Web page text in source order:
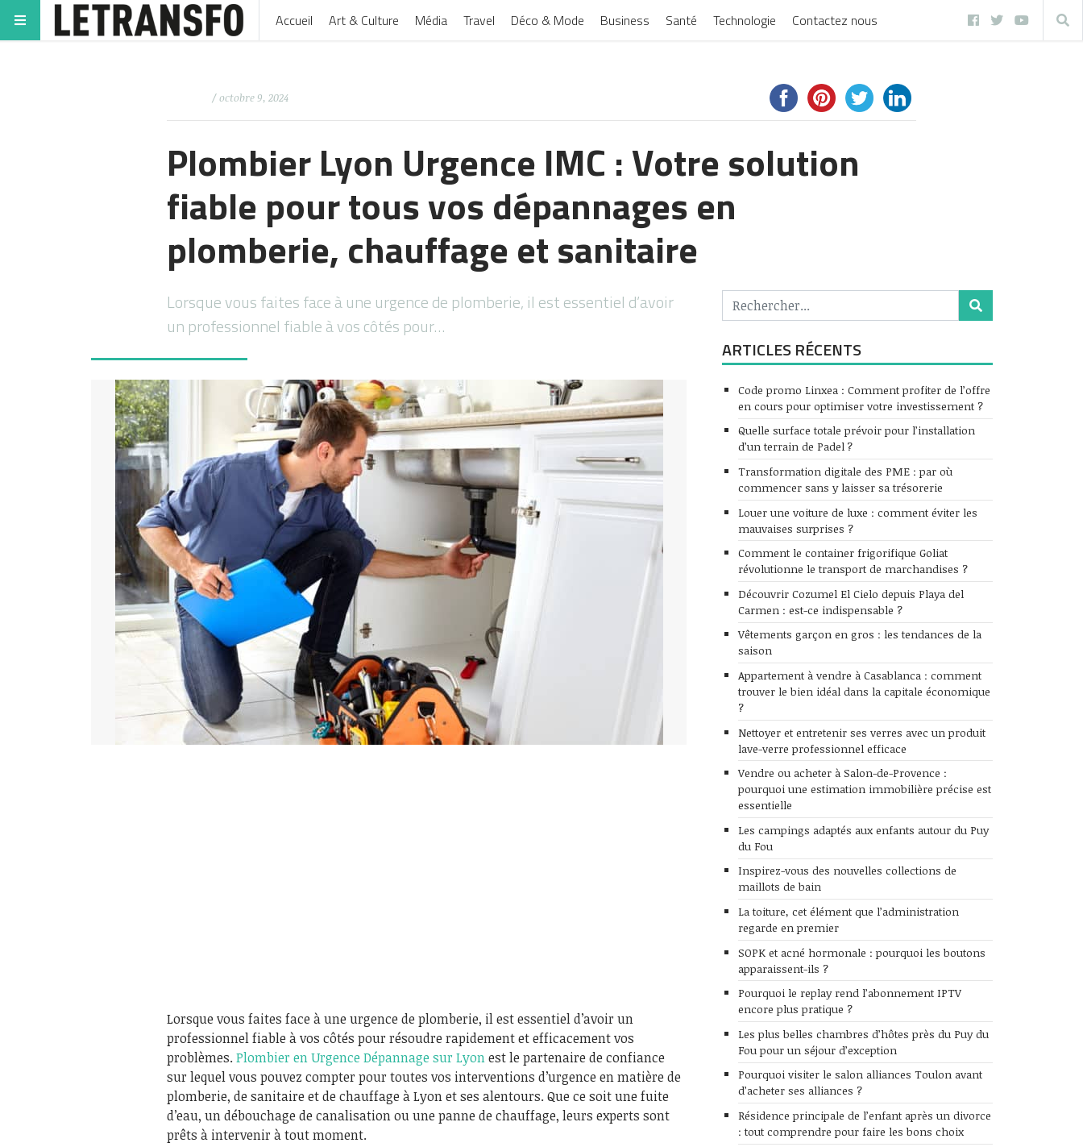
Accueil Art & Culture Média Travel Déco & Mode Business Santé Technologie Contactez nous
/ octobre 9, 2024
Plombier Lyon Urgence IMC : Votre solution
fiable pour tous vos dépannages en
plomberie, chauffage et sanitaire
Lorsque vous faites face à une urgence de plomberie, il est essentiel d’avoir
un professionnel fiable à vos côtés pour…
Lorsque vous faites face à une urgence de plomberie, il est essentiel d’avoir un
professionnel fiable à vos côtés pour résoudre rapidement et efficacement vos
problèmes. Plombier en Urgence Dépannage sur Lyonest le partenaire de confiance
sur lequel vous pouvez compter pour toutes vos interventions d’urgence en matière de
plomberie, de sanitaire et de chauffage à Lyon et ses alentours. Que ce soit une fuite
d’eau, un débouchage de canalisation ou une panne de chauffage, leurs experts sont
prêts à intervenir à tout moment.
ARTICLES RÉCENTS
Code promo Linxea : Comment profiter de l’offre
en cours pour optimiser votre investissement ?
Quelle surface totale prévoir pour l’installation
d’un terrain de Padel ?
Transformation digitale des PME : par où
commencer sans y laisser sa trésorerie
Louer une voiture de luxe : comment éviter les
mauvaises surprises ?
Comment le container frigorifique Goliat
révolutionne le transport de marchandises ?
Découvrir Cozumel El Cielo depuis Playa del
Carmen : est-ce indispensable ?
Vêtements garçon en gros : les tendances de la
saison
Appartement à vendre à Casablanca : comment
trouver le bien idéal dans la capitale économique
?
Nettoyer et entretenir ses verres avec un produit
lave-verre professionnel efficace
Vendre ou acheter à Salon-de-Provence :
pourquoi une estimation immobilière précise est
essentielle
Les campings adaptés aux enfants autour du Puy
du Fou
Inspirez-vous des nouvelles collections de
maillots de bain
La toiture, cet élément que l’administration
regarde en premier
SOPK et acné hormonale : pourquoi les boutons
apparaissent-ils ?
Pourquoi le replay rend l’abonnement IPTV
encore plus pratique ?
Les plus belles chambres d’hôtes près du Puy du
Fou pour un séjour d’exception
Pourquoi visiter le salon alliances Toulon avant
d’acheter ses alliances ?
Résidence principale de l’enfant après un divorce
: tout comprendre pour faire les bons choix